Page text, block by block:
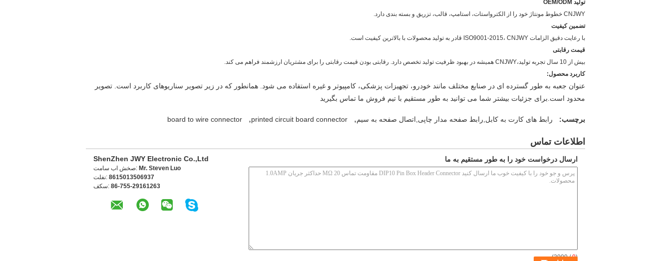
تولید OEM/ODM
CNJWY خطوط مونتاژ خود را از الکترواستات، استامپ، قالب، تزریق و بسته بندی دارد.
تضمین کیفیت
با رعایت دقیق الزامات ISO9001-2015، CNJWY قادر به تولید محصولات با بالاترین کیفیت است.
قیمت رقابتی
بیش از 10 سال تجربه تولید،CNJWY همیشه در بهبود ظرفیت تولید تخصص دارد. رقابتی بودن قیمت رقابتی را برای مشتریان ارزشمند فراهم می کند.
کاربرد محصول:
عنوان جعبه به طور گسترده ای در صنایع مختلف مانند خودرو، تجهیزات پزشکی، کامپیوتر و غیره استفاده می شود. همانطور که در زیر تصویر سناریوهای کاربرد است. تصویر
محدود است.برای جزئیات بیشتر شما می توانید به طور مستقیم با تیم فروش ما تماس بگیرید
برچسب: رابط های کارت به کابل,رابط صفحه مدار چاپی,اتصال صفحه به سیم,
printed circuit board connector
,
board to wire connector
اطلاعات تماس
ShenZhen JWY Electronic Co.,Ltd
تماس با شخص: Mr. Steven Luo
تلفن: 8615013506937
فکس: 86-755-29161263
ارسال درخواست خود را به طور مستقیم به ما
(
0
/ 3000)